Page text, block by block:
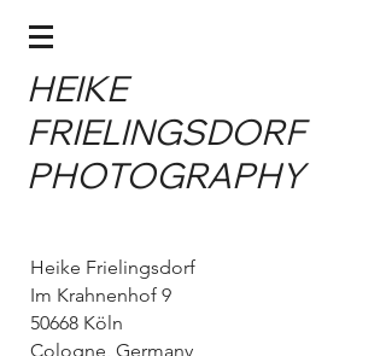
HEIKE
FRIELINGSDORF
PHOTOGRAPHY
Heike Frielingsdorf
Im Krahnenhof 9
50668 Köln
Cologne, Germany